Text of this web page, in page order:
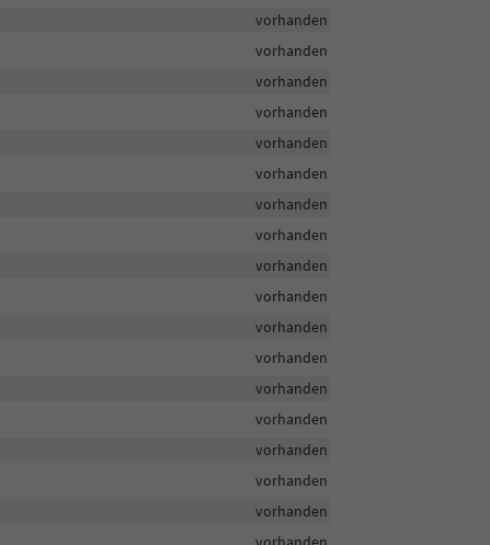
vorhanden
vorhanden
vorhanden
vorhanden
vorhanden
vorhanden
vorhanden
vorhanden
vorhanden
vorhanden
vorhanden
vorhanden
vorhanden
vorhanden
vorhanden
vorhanden
vorhanden